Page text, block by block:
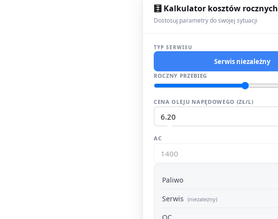
🧮 Kalkulator kosztów rocznych
Dostosuj parametry do swojej sytuacji
TYP SERWISU
Serwis niezależny
ROCZNY PRZEBIEG
CENA OLEJU NAPĘDOWEGO (ZŁ/L)
AC
Paliwo
Serwis (niezależny)